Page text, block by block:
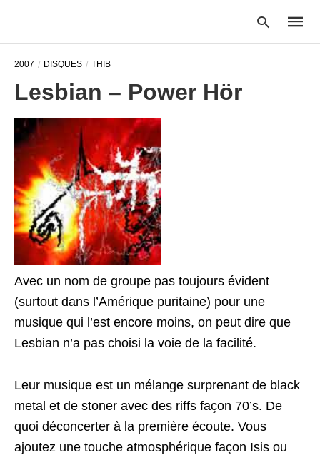
2007 DISQUES THIB
Lesbian – Power Hör
Avec un nom de groupe pas toujours évident
(surtout dans l’Amérique puritaine) pour une
musique qui l’est encore moins, on peut dire que
Lesbian n’a pas choisi la voie de la facilité.
Leur musique est un mélange surprenant de black
metal et de stoner avec des riffs façon 70’s. De
quoi déconcerter à la première écoute. Vous
ajoutez une touche atmosphérique façon Isis ou